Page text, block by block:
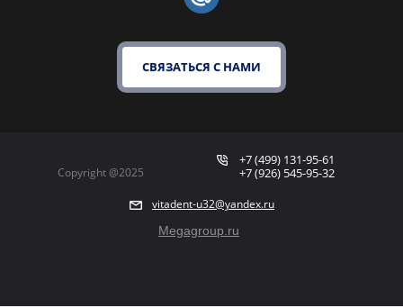
СВЯЗАТЬСЯ С НАМИ
Copyright @2025
+7 (499) 131-95-61
+7 (926) 545-95-32
vitadent-u32@yandex.ru
Megagroup.ru